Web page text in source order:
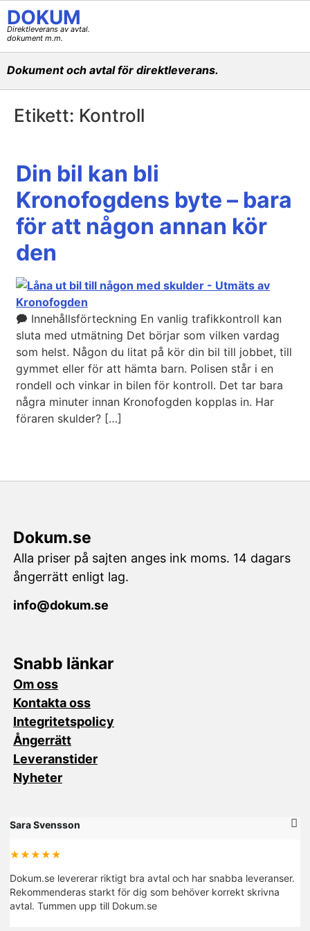
DOKUM
Direktleverans av avtal.
dokument m.m.
Dokument och avtal för direktleverans.
Etikett: Kontroll
Din bil kan bli
Kronofogdens byte – bara
för att någon annan kör
den
🗭 Innehållsförteckning En vanlig trafikkontroll kan
sluta med utmätning Det börjar som vilken vardag
som helst. Någon du litat på kör din bil till jobbet, till
gymmet eller för att hämta barn. Polisen står i en
rondell och vinkar in bilen för kontroll. Det tar bara
några minuter innan Kronofogden kopplas in. Har
föraren skulder? […]
Dokum.se
Alla priser på sajten anges ink moms. 14 dagars
ångerrätt enligt lag.
info@dokum.se
Snabb länkar
Om oss
Kontakta oss
Integritetspolicy
Ångerrätt
Leveranstider
Nyheter
Sara Svensson
★★★★★
Dokum.se levererar riktigt bra avtal och har snabba leveranser.
Rekommenderas starkt för dig som behöver korrekt skrivna
avtal. Tummen upp till Dokum.se